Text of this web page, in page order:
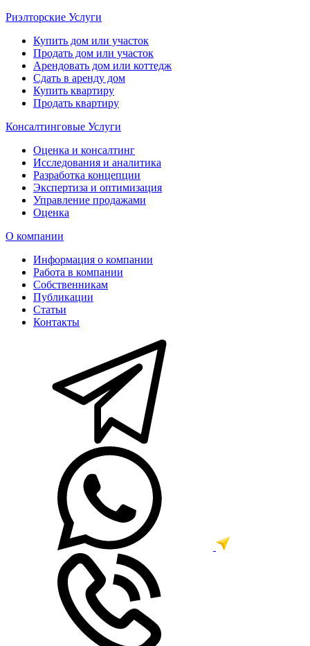
Риэлторские Услуги
Купить дом или участок
Продать дом или участок
Арендовать дом или коттедж
Сдать в аренду дом
Купить квартиру
Продать квартиру
Консалтинговые Услуги
Оценка и консалтинг
Исследования и аналитика
Разработка концепции
Экспертиза и оптимизация
Управление продажами
Оценка
О компании
Информация о компании
Работа в компании
Собственникам
Публикации
Статьи
Контакты